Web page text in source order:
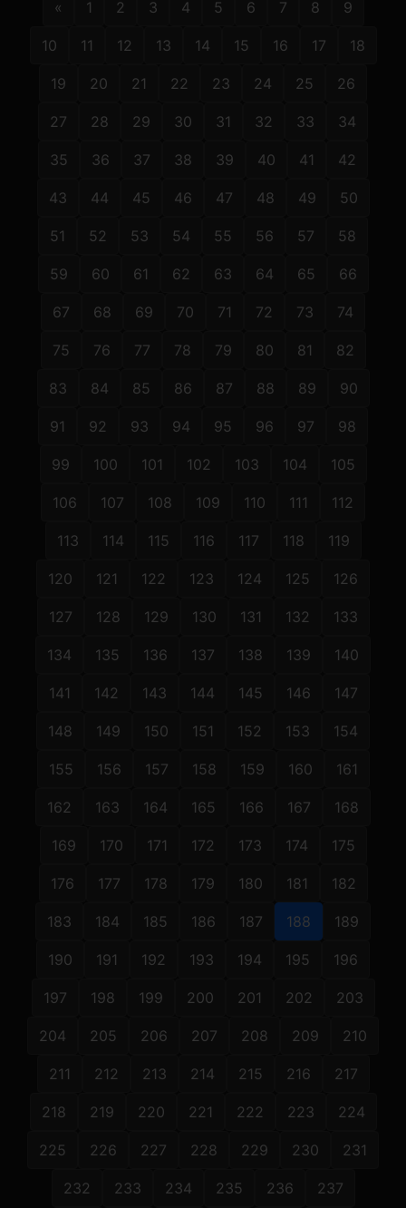
« 1 2 3 4 5 6 7 8 9
10 11 12 13 14 15 16 17 18
19 20 21 22 23 24 25 26
27 28 29 30 31 32 33 34
35 36 37 38 39 40 41 42
43 44 45 46 47 48 49 50
51 52 53 54 55 56 57 58
59 60 61 62 63 64 65 66
67 68 69 70 71 72 73 74
75 76 77 78 79 80 81 82
83 84 85 86 87 88 89 90
91 92 93 94 95 96 97 98
99 100 101 102 103 104 105
106 107 108 109 110 111 112
113 114 115 116 117 118 119
120 121 122 123 124 125 126
127 128 129 130 131 132 133
134 135 136 137 138 139 140
141 142 143 144 145 146 147
148 149 150 151 152 153 154
155 156 157 158 159 160 161
162 163 164 165 166 167 168
169 170 171 172 173 174 175
176 177 178 179 180 181 182
183 184 185 186 187 188 189
190 191 192 193 194 195 196
197 198 199 200 201 202 203
204 205 206 207 208 209 210
211 212 213 214 215 216 217
218 219 220 221 222 223 224
225 226 227 228 229 230 231
232 233 234 235 236 237